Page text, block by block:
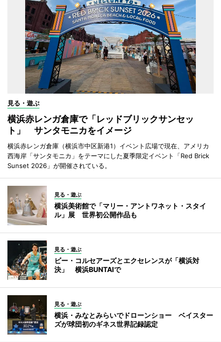
見る・遊ぶ
横浜赤レンガ倉庫で「レッドブリックサンセッ
ト」 サンタモニカをイメージ
横浜赤レンガ倉庫（横浜市中区新港1）イベント広場で現在、アメリカ
西海岸「サンタモニカ」をテーマにした夏季限定イベント「Red Brick
Sunset 2026」が開催されている。
見る・遊ぶ
横浜美術館で「マリー・アントワネット・スタイ
ル」展 世界初公開作品も
見る・遊ぶ
ビー・コルセアーズとエクセレンスが「横浜対
決」 横浜BUNTAIで
見る・遊ぶ
横浜・みなとみらいでドローンショー ベイスター
ズが球団初のギネス世界記録認定